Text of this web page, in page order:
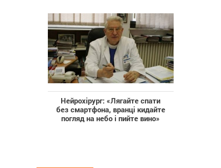
Нейрохірург: «Лягайте спати
без смартфона, вранці кидайте
погляд на небо і пийте вино»